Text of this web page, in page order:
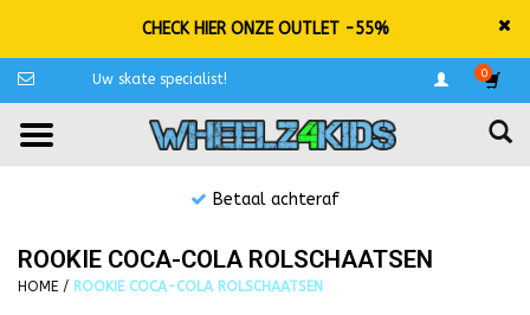
CHECK HIER ONZE OUTLET -55%
Uw skate specialist! 0
Betaal achteraf
ROOKIE COCA-COLA ROLSCHAATSEN
HOME / ROOKIE COCA-COLA ROLSCHAATSEN